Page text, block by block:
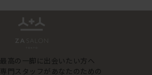
最高の一脚に出会いたい方へ
専門スタッフがあなたのための